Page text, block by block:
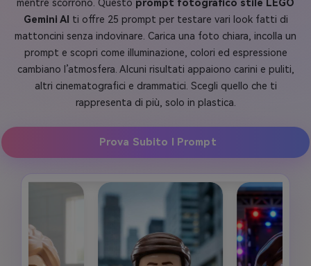
mentre scorrono. Questo prompt fotografico stile LEGO
Gemini AI ti offre 25 prompt per testare vari look fatti di
mattoncini senza indovinare. Carica una foto chiara, incolla un
prompt e scopri come illuminazione, colori ed espressione
cambiano l’atmosfera. Alcuni risultati appaiono carini e puliti,
altri cinematografici e drammatici. Scegli quello che ti
rappresenta di più, solo in plastica.
Prova Subito I Prompt